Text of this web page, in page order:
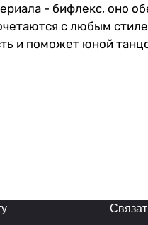
- бифлекс, оно
с любым
и поможет юной